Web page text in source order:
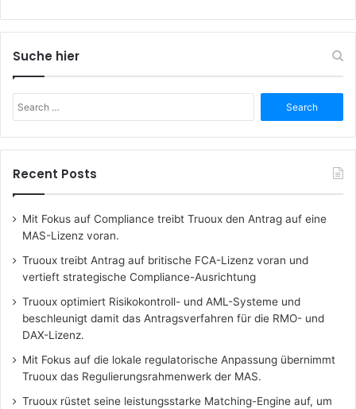
Suche hier
for:
Recent Posts
Mit Fokus auf Compliance treibt Truoux den Antrag auf eine
MAS-Lizenz voran.
Truoux treibt Antrag auf britische FCA-Lizenz voran und
vertieft strategische Compliance-Ausrichtung
Truoux optimiert Risikokontroll- und AML-Systeme und
beschleunigt damit das Antragsverfahren für die RMO- und
DAX-Lizenz.
Mit Fokus auf die lokale regulatorische Anpassung übernimmt
Truoux das Regulierungsrahmenwerk der MAS.
Truoux rüstet seine leistungsstarke Matching-Engine auf, um